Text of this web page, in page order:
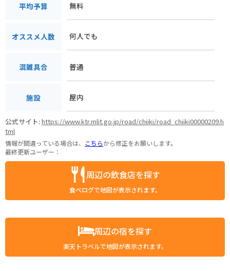
平均予算 無料
オススメ人数 何人でも
混雑具合 普通
施設 屋内
公式サイト:https://www.ktr.mlit.go.jp/road/chiiki/road_chiiki00000209.h
tml
情報が間違っている場合は、 こちらから修正をお願いします。
最終更新ユーザー：
周辺の飲食店を探す
食べログで地図が表示されます。
周辺の宿を探す
楽天トラベルで地図が表示されます。